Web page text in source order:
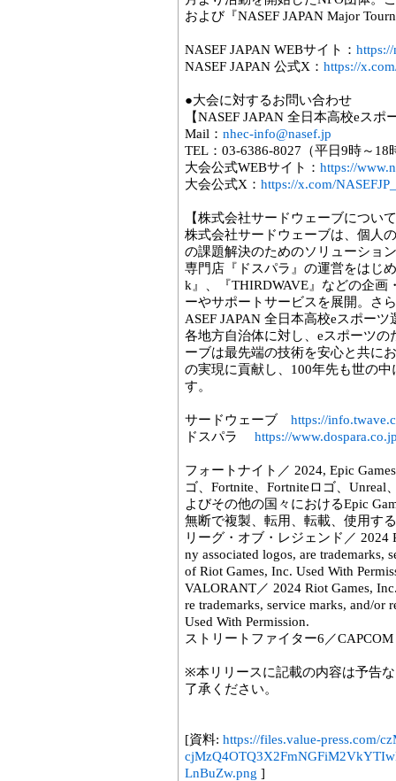
および『NASEF JAPAN Major
NASEF JAPAN WEBサイト：
NASEF JAPAN 公式X： https://
●大会に対するお問い合わせ
【NASEF JAPAN 全日本高校eスポ
Mail： nhec-info@nasef.jp
TEL：03-6386-8027（平日9時～18
大会公式WEBサイト： https://
大会公式X： https://x.com/
【株式会社サードウェーブについ
株式会社サードウェーブは、個人
の課題解決のためのソリューショ
専門店『ドスパラ』の運営をはじ
k』、『THIRDWAVE』などの企
ーやサポートサービスを展開。さ
ASEF JAPAN 全日本高校eスポー
各地方自治体に対し、eスポーツ
ーブは最先端の技術を安心と共に
の実現に貢献し、100年先も世の
す。
サードウェーブ https://
ドスパラ https://
フォートナイト／ 2024, Epic
ゴ、Fortnite、Fortniteロゴ、Unreal
よびその他の国々におけるEpic
無断で複製、転用、転載、使用す
リーグ・オブ・レジェンド／ 2024
ny associated logos, are trademarks,
of Riot Games, Inc. Used With
VALORANT／ 2024 Riot Games,
re trademarks, service marks, and/or
Used With Permission.
ストリートファイター6／CAPCOM
※本リリースに記載の内容は予告
了承ください。
[資料: https://files.value-press.com/
LnBuZw.png ]